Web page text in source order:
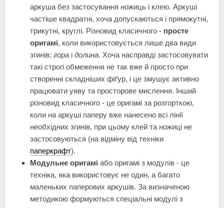
аркуша без застосування ножиць і клею. Аркуші
частіше квадратні, хоча допускаються і прямокутні,
трикутні, круглі. Різновид класичного - просте
оригамі, коли використовується лише два види
згинів: гора і долина. Хоча насправді застосовувати
такі строгі обмеження не так вже й просто при
створенні складніших фіґур, і це змушує активно
працювати уяву та просторове мислення. Інший
різновид класичного - це оригамі за розгорткою,
коли на аркуші паперу вже нанесено всі лінії
необхідних згинів, при цьому клей та ножиці не
застосовуються (на відміну від техніки
паперкрафт).
Модульне оригамі або оригамі з модулів - це
техніка, яка використовує не один, а багато
маленьких паперових аркушів. За визначеною
методикою формуються спеціальні модулі з